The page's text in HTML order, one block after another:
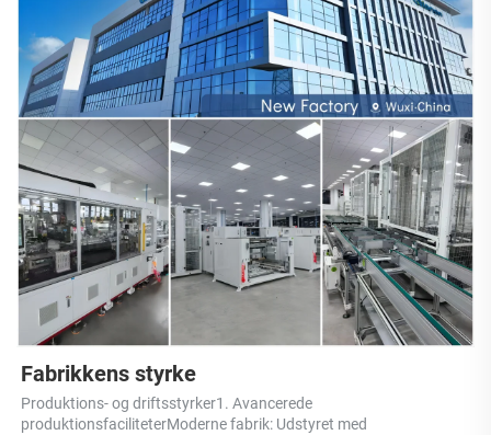
Fabrikkens styrke
Produktions- og driftsstyrker1. Avancerede
produktionsfaciliteterModerne fabrik: Udstyret med